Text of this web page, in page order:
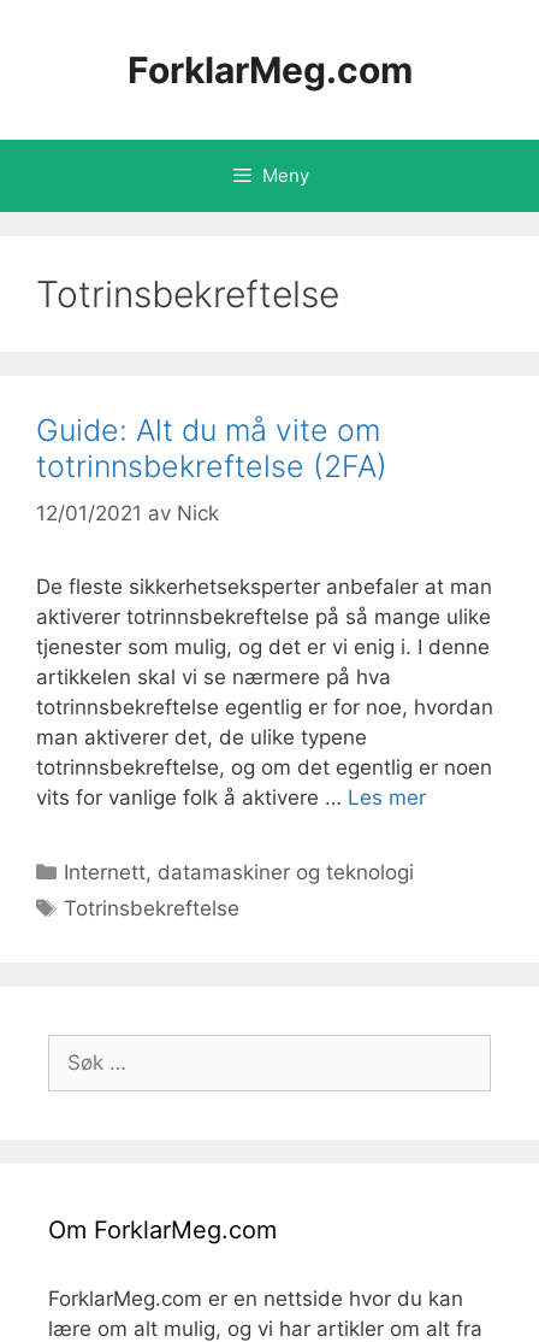
ForklarMeg.com
Meny
Totrinsbekreftelse
Guide: Alt du må vite om
totrinnsbekreftelse (2FA)
12/01/2021 av Nick
De fleste sikkerhetseksperter anbefaler at man
aktiverer totrinnsbekreftelse på så mange ulike
tjenester som mulig, og det er vi enig i. I denne
artikkelen skal vi se nærmere på hva
totrinnsbekreftelse egentlig er for noe, hvordan
man aktiverer det, de ulike typene
totrinnsbekreftelse, og om det egentlig er noen
vits for vanlige folk å aktivere … Les mer
Kategorier
Internett, datamaskiner og teknologi
Stikkord
Totrinsbekreftelse
etter:
Om ForklarMeg.com
ForklarMeg.com er en nettside hvor du kan
lære om alt mulig, og vi har artikler om alt fra